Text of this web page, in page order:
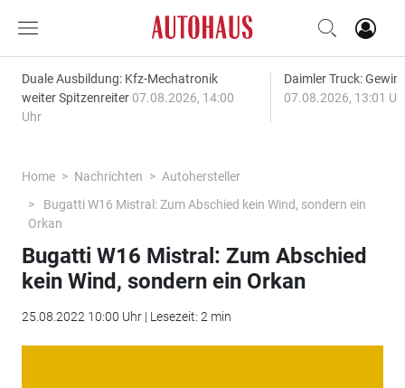
Duale Ausbildung: Kfz-Mechatronik
weiter Spitzenreiter 07.08.2026, 14:00
Uhr
Daimler Truck:
07.08.2026, 13:01
Home Nachrichten
Autohersteller
Bugatti W16 Mistral: Zum Abschied kein Wind, sondern ein
Orkan
Bugatti W16 Mistral: Zum Abschied
kein Wind, sondern ein Orkan
25.08.2022 10:00 Uhr | Lesezeit: 2 min